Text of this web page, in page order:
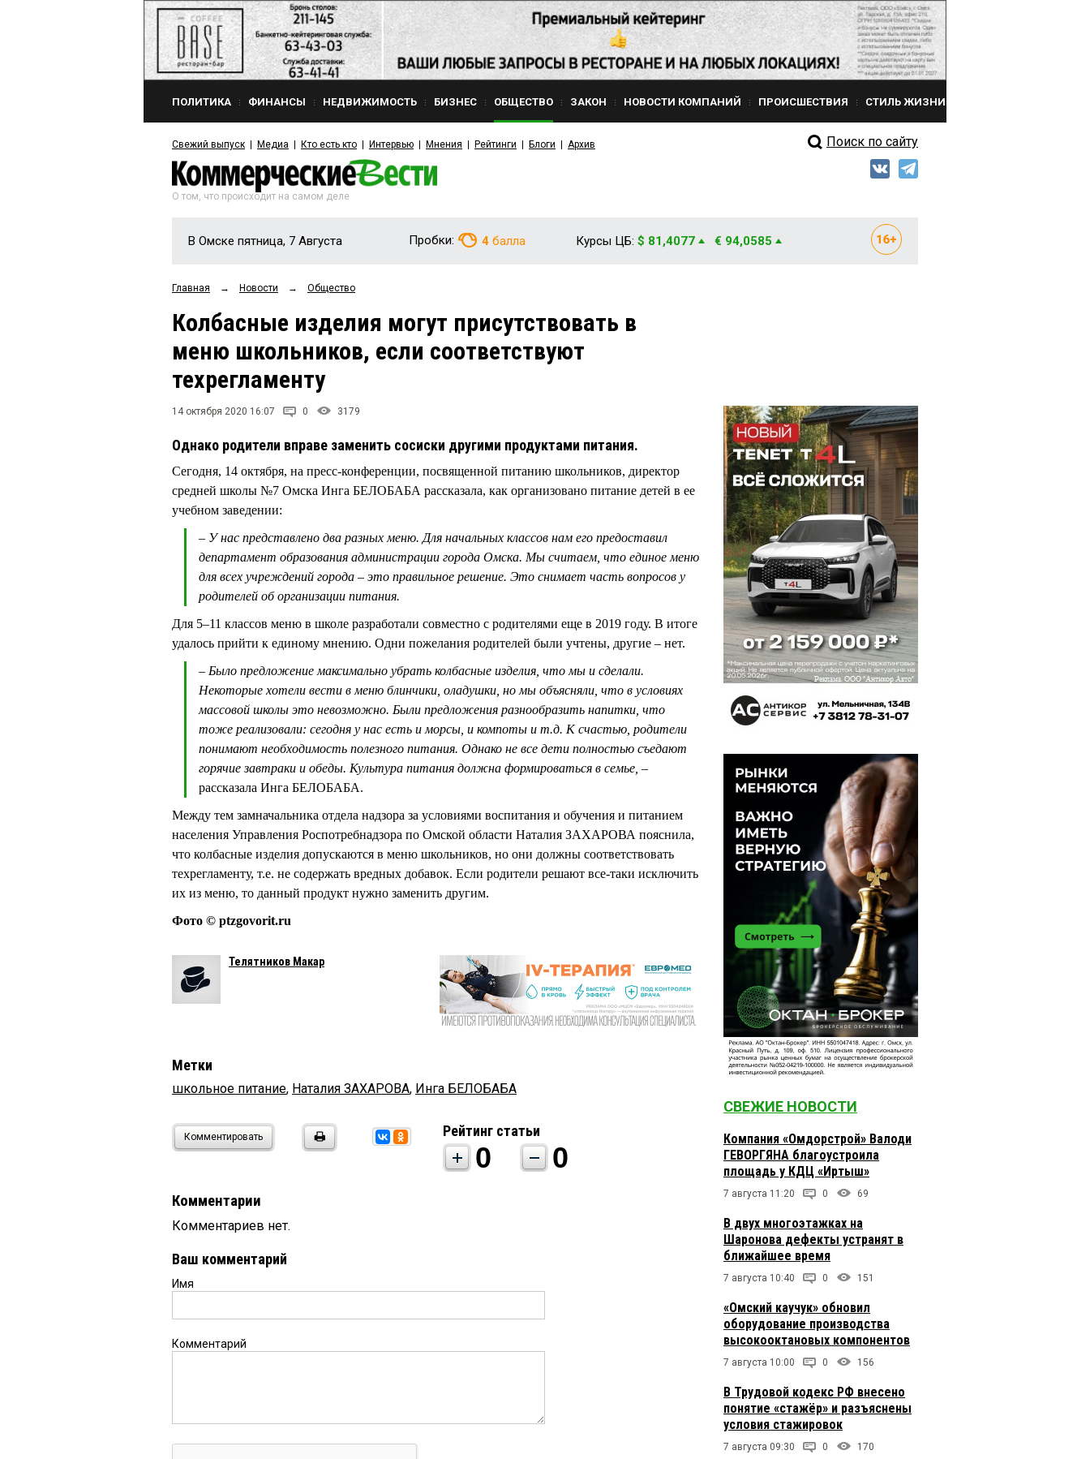
ПОЛИТИКА ФИНАНСЫ НЕДВИЖИМОСТЬ БИЗНЕС ОБЩЕСТВО ЗАКОН НОВОСТИ КОМПАНИЙ ПРОИСШЕСТВИЯ СТИЛЬ ЖИЗНИ
Свежий выпуск Медиа Кто есть кто Интервью Мнения Рейтинги Блоги Архив Поиск по сайту
О том, что происходит на самом деле
В Омске пятница, 7 Августа Пробки: 4 балла Курсы ЦБ: $ 81,4077 € 94,0585
Главная → Новости → Общество
Колбасные изделия могут присутствовать в
меню школьников, если соответствуют
техрегламенту
14 октября 2020 16:07 0 3179
Однако родители вправе заменить сосиски другими продуктами питания.
Сегодня, 14 октября, на пресс-конференции, посвященной питанию школьников, директор
средней школы №7 Омска Инга БЕЛОБАБА рассказала, как организовано питание детей в ее
учебном заведении:
– У нас представлено два разных меню. Для начальных классов нам его предоставил
департамент образования администрации города Омска. Мы считаем, что единое меню
для всех учреждений города – это правильное решение. Это снимает часть вопросов у
родителей об организации питания.
Для 5–11 классов меню в школе разработали совместно с родителями еще в 2019 году. В итоге
удалось прийти к единому мнению. Одни пожелания родителей были учтены, другие – нет.
– Было предложение максимально убрать колбасные изделия, что мы и сделали.
Некоторые хотели вести в меню блинчики, оладушки, но мы объясняли, что в условиях
массовой школы это невозможно. Были предложения разнообразить напитки, что
тоже реализовали: сегодня у нас есть и морсы, и компоты и т.д. К счастью, родители
понимают необходимость полезного питания. Однако не все дети полностью съедают
горячие завтраки и обеды. Культура питания должна формироваться в семье, –
рассказала Инга БЕЛОБАБА.
Между тем замначальника отдела надзора за условиями воспитания и обучения и питанием
населения Управления Роспотребнадзора по Омской области Наталия ЗАХАРОВА пояснила,
что колбасные изделия допускаются в меню школьников, но они должны соответствовать
техрегламенту, т.е. не содержать вредных добавок. Если родители решают все-таки исключить
их из меню, то данный продукт нужно заменить другим.
Фото © ptzgovorit.ru
Телятников Макар
Метки
школьное питание, Наталия ЗАХАРОВА, Инга БЕЛОБАБА
Комментировать Рейтинг статьи
0 0
Комментарии
Комментариев нет.
Ваш комментарий
Имя
Комментарий
СВЕЖИЕ НОВОСТИ
Компания «Омдорстрой» Валоди
ГЕВОРГЯНА благоустроила
площадь у КДЦ «Иртыш»
7 августа 11:20 0 69
В двух многоэтажках на
Шаронова дефекты устранят в
ближайшее время
7 августа 10:40 0 151
«Омский каучук» обновил
оборудование производства
высокооктановых компонентов
7 августа 10:00 0 156
В Трудовой кодекс РФ внесено
понятие «стажёр» и разъяснены
условия стажировок
7 августа 09:30 0 170